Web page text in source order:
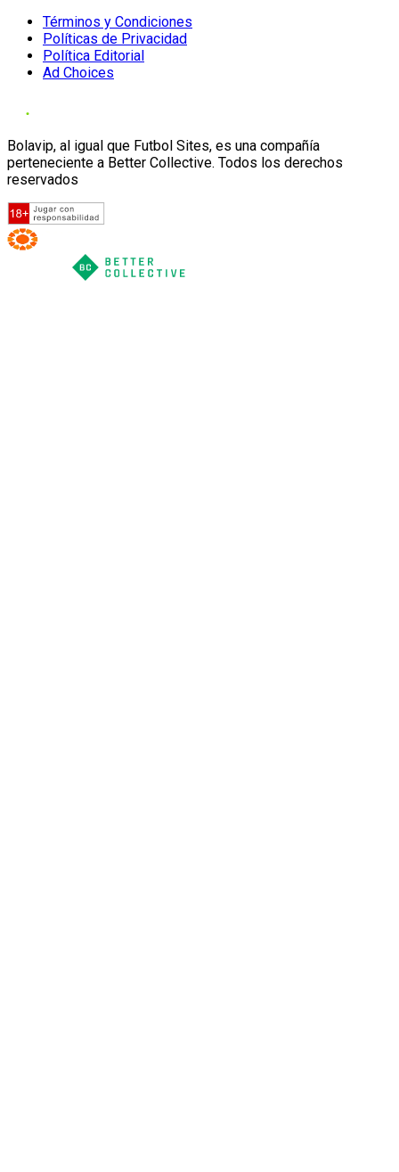
Términos y Condiciones
Políticas de Privacidad
Política Editorial
Ad Choices
Bolavip, al igual que Futbol Sites, es una compañía
perteneciente a Better Collective. Todos los derechos
reservados